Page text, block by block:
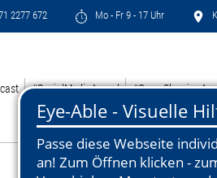
2277 672 Mo - Fr 9 - 17 Uhr
#SocialMediaAward